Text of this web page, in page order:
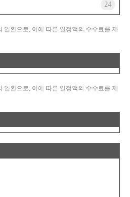
24
일환으로, 이에 따른 일정액의 수수료를 제
일환으로, 이에 따른 일정액의 수수료를 제